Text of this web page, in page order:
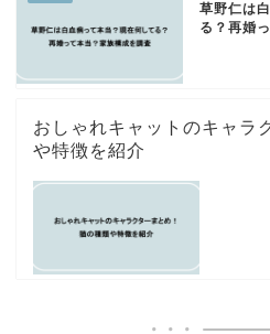
草野仁は
る？再婚
おしゃれキャットのキャラ
や特徴を紹介